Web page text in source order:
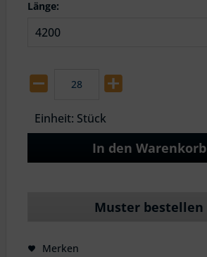
Länge:
Einheit: Stück
In den Warenkorb
Muster bestellen
Merken